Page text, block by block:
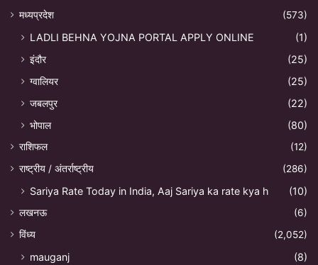
मध्यप्रदेश
(573)
LADLI BEHNA YOJNA PORTAL APPLY ONLINE
(1)
इंदौर
(25)
ग्वालियर
(25)
जबलपुर
(22)
भोपाल
(80)
राशिफल
(12)
राष्ट्रीय / अंतर्राष्ट्रीय
(286)
Sariya Rate Today in India, Aaj Sariya ka rate kya h (10)
लखनऊ
(6)
विंध्य
(2,052)
mauganj
(8)